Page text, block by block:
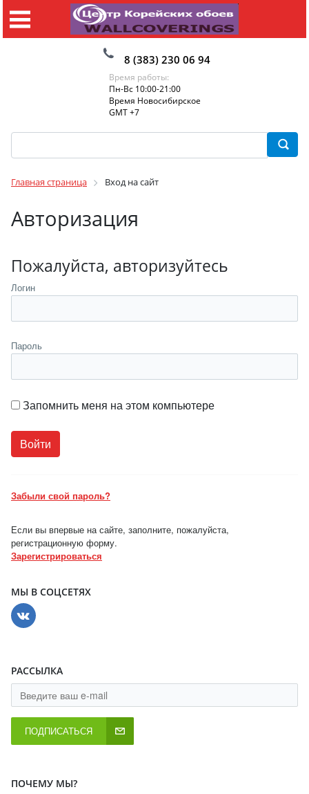
8 (383) 230 06 94
Время работы:
Пн-Вс 10:00-21:00
Время Новосибирское
GMT +7
Главная страница Вход на сайт
Авторизация
Пожалуйста, авторизуйтесь
Логин
Пароль
Запомнить меня на этом компьютере
Забыли свой пароль?
Если вы впервые на сайте, заполните, пожалуйста,
регистрационную форму.
Зарегистрироваться
МЫ В СОЦСЕТЯХ
РАССЫЛКА
ПОДПИСАТЬСЯ
ПОЧЕМУ МЫ?